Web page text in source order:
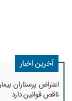
آخرین اخبار
اعتراض پرستاران
ناقص قوانین دارد